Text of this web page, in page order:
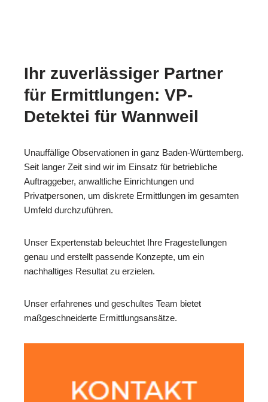
Ihr zuverlässiger Partner
für Ermittlungen: VP-
Detektei für Wannweil
Unauffällige Observationen in ganz Baden-Württemberg.
Seit langer Zeit sind wir im Einsatz für betriebliche
Auftraggeber, anwaltliche Einrichtungen und
Privatpersonen, um diskrete Ermittlungen im gesamten
Umfeld durchzuführen.
Unser Expertenstab beleuchtet Ihre Fragestellungen
genau und erstellt passende Konzepte, um ein
nachhaltiges Resultat zu erzielen.
Unser erfahrenes und geschultes Team bietet
maßgeschneiderte Ermittlungsansätze.